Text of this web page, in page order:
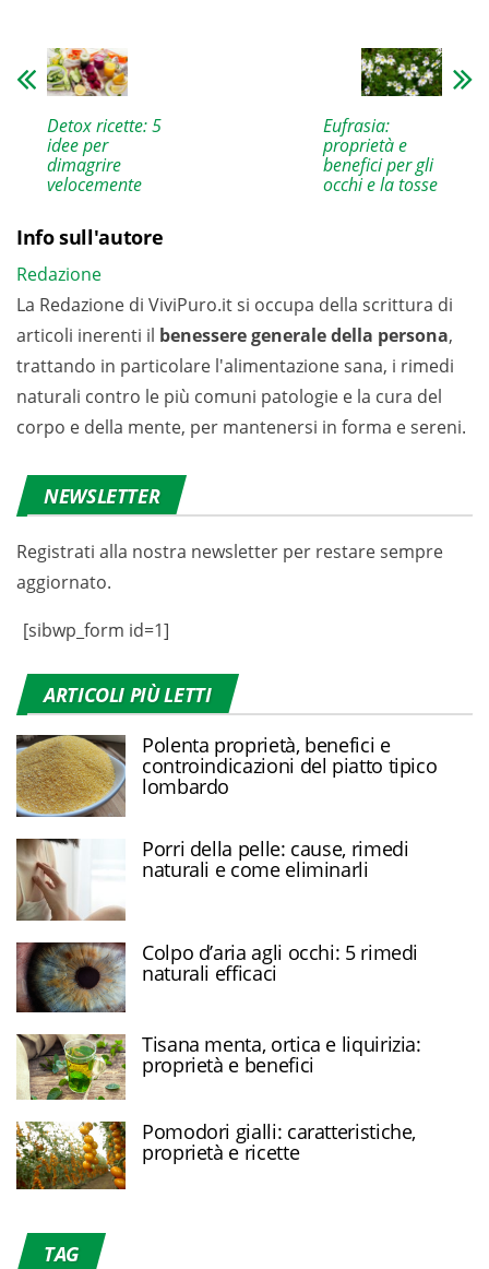
Detox ricette: 5
idee per
dimagrire
velocemente
Eufrasia:
proprietà e
benefici per gli
occhi e la tosse
Info sull'autore
Redazione
La Redazione di ViviPuro.it si occupa della scrittura di
articoli inerenti il benessere generale della persona,
trattando in particolare l'alimentazione sana, i rimedi
naturali contro le più comuni patologie e la cura del
corpo e della mente, per mantenersi in forma e sereni.
NEWSLETTER
Registrati alla nostra newsletter per restare sempre
aggiornato.
[sibwp_form id=1]
ARTICOLI PIÙ LETTI
Polenta proprietà, benefici e
controindicazioni del piatto tipico
lombardo
Porri della pelle: cause, rimedi
naturali e come eliminarli
Colpo d’aria agli occhi: 5 rimedi
naturali efficaci
Tisana menta, ortica e liquirizia:
proprietà e benefici
Pomodori gialli: caratteristiche,
proprietà e ricette
TAG